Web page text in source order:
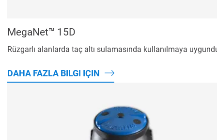
MegaNet™ 15D
Rüzgarlı alanlarda taç altı sulamasında kullanılmaya
DAHA FAZLA BILGI IÇIN